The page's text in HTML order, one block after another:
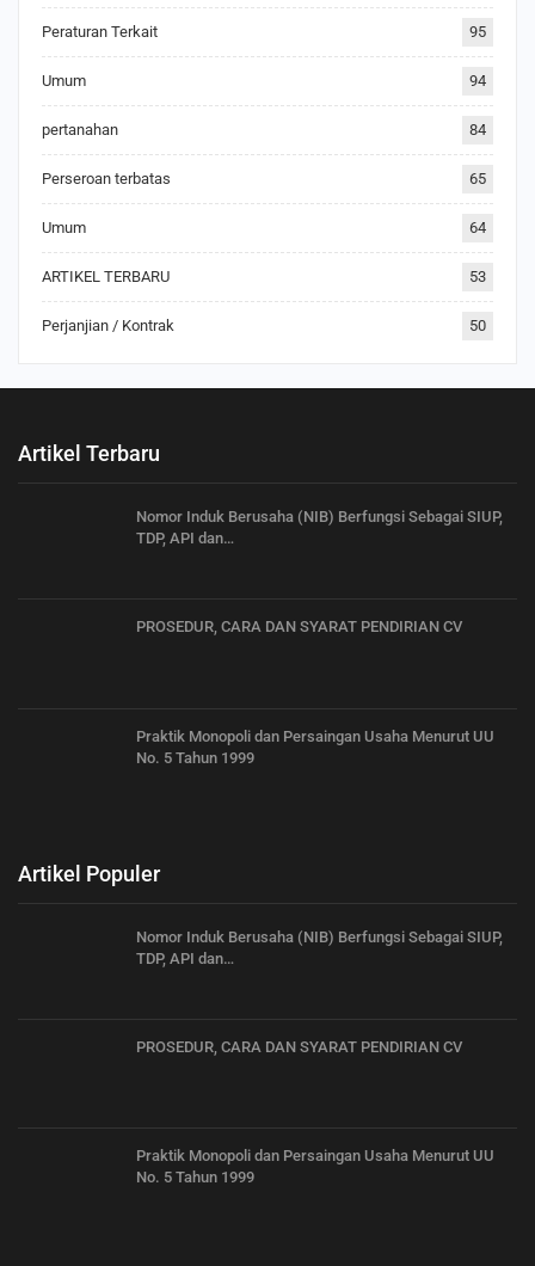
Peraturan Terkait 95
Umum 94
pertanahan 84
Perseroan terbatas 65
Umum 64
ARTIKEL TERBARU 53
Perjanjian / Kontrak 50
Artikel Terbaru
Nomor Induk Berusaha (NIB) Berfungsi Sebagai SIUP,
TDP, API dan…
PROSEDUR, CARA DAN SYARAT PENDIRIAN CV
Praktik Monopoli dan Persaingan Usaha Menurut UU
No. 5 Tahun 1999
Artikel Populer
Nomor Induk Berusaha (NIB) Berfungsi Sebagai SIUP,
TDP, API dan…
PROSEDUR, CARA DAN SYARAT PENDIRIAN CV
Praktik Monopoli dan Persaingan Usaha Menurut UU
No. 5 Tahun 1999